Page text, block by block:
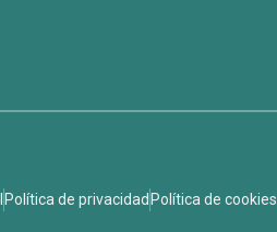
Política de privacidad Política de cookies